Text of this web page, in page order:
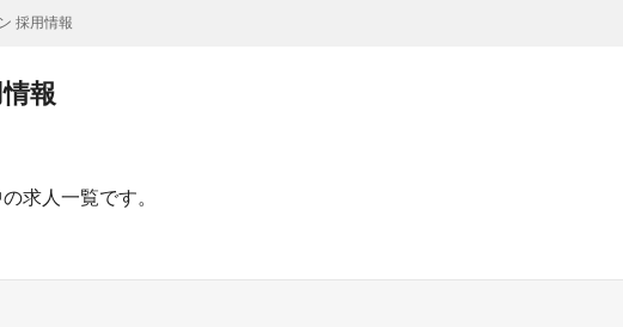
採用情報
報
求人一覧です。